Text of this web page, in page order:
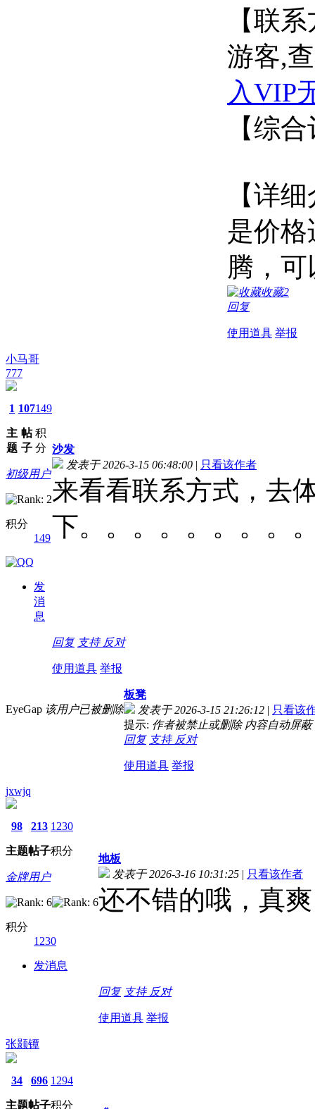
【联
游客,
入VIP
【
【
是价
腾，
收藏2
回复
使用道具 举报
小马哥
777
1
主
题
107
帖
子
149
积
分
初级用户
积分
149
发
消
息
沙发
发表于 2026-3-15 06:48:00 | 只看该作者
来看看联系方式，去
下。。。。。。。。
回复 支持 反对
使用道具 举报
EyeGap 该用户已被删除
板凳
发表于 2026-3-15 21:26:12 | 只看该
提示: 作者被禁止或删除 内容自动屏蔽
回复 支持 反对
使用道具 举报
jxwjq
98
主题
213
帖子
1230
积分
金牌用户
积分
1230
发消息
地板
发表于 2026-3-16 10:31:25 | 只看该作者
还不错的哦，真爽
回复 支持 反对
使用道具 举报
张颢镡
34
主题
696
帖子
1294
积分